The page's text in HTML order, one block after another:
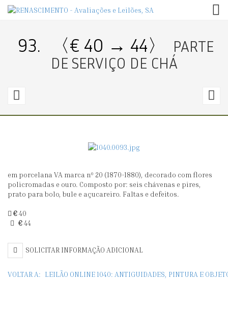
93. 〈€ 40 → 44〉
PARTE
DE SERVIÇO DE CHÁ
〈€
JARRO
E
BACIA
em porcelana VA marca nº 20 (1870-1880), decorado com flores
policromadas e ouro. Composto por: seis chávenas e pires,
prato para bolo, bule e açucareiro. Faltas e defeitos.
€40
€44
SOLICITAR INFORMAÇÃO ADICIONAL
VOLTAR A: LEILÃO ONLINE 1040: ANTIGUIDADES, PINTURA E